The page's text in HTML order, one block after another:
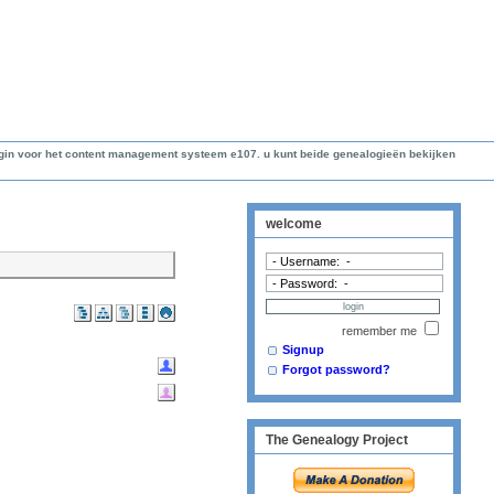
voor het content management systeem e107. u kunt beide genealogieën bekijken
welcome
remember me
Signup
Forgot password?
The Genealogy Project